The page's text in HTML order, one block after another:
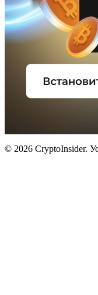
© 2026 CryptoInsider.